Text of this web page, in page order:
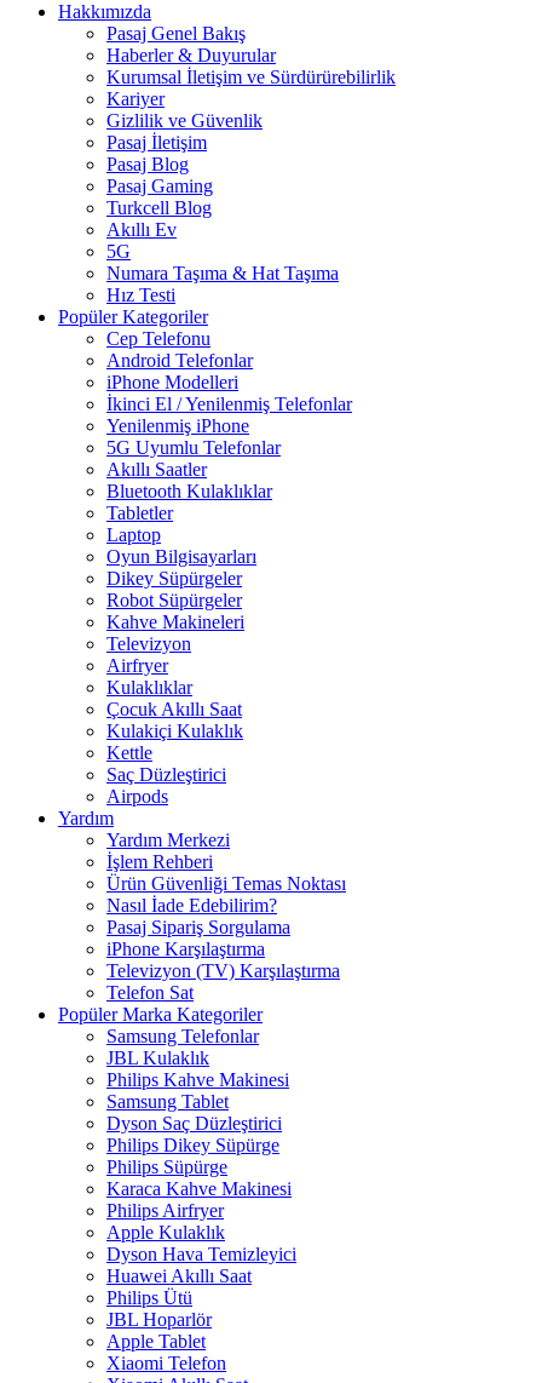
Hakkımızda
Pasaj Genel Bakış
Haberler & Duyurular
Kurumsal İletişim ve Sürdürürebilirlik
Kariyer
Gizlilik ve Güvenlik
Pasaj İletişim
Pasaj Blog
Pasaj Gaming
Turkcell Blog
Akıllı Ev
5G
Numara Taşıma & Hat Taşıma
Hız Testi
Popüler Kategoriler
Cep Telefonu
Android Telefonlar
iPhone Modelleri
İkinci El / Yenilenmiş Telefonlar
Yenilenmiş iPhone
5G Uyumlu Telefonlar
Akıllı Saatler
Bluetooth Kulaklıklar
Tabletler
Laptop
Oyun Bilgisayarları
Dikey Süpürgeler
Robot Süpürgeler
Kahve Makineleri
Televizyon
Airfryer
Kulaklıklar
Çocuk Akıllı Saat
Kulakiçi Kulaklık
Kettle
Saç Düzleştirici
Airpods
Yardım
Yardım Merkezi
İşlem Rehberi
Ürün Güvenliği Temas Noktası
Nasıl İade Edebilirim?
Pasaj Sipariş Sorgulama
iPhone Karşılaştırma
Televizyon (TV) Karşılaştırma
Telefon Sat
Popüler Marka Kategoriler
Samsung Telefonlar
JBL Kulaklık
Philips Kahve Makinesi
Samsung Tablet
Dyson Saç Düzleştirici
Philips Dikey Süpürge
Philips Süpürge
Karaca Kahve Makinesi
Philips Airfryer
Apple Kulaklık
Dyson Hava Temizleyici
Huawei Akıllı Saat
Philips Ütü
JBL Hoparlör
Apple Tablet
Xiaomi Telefon